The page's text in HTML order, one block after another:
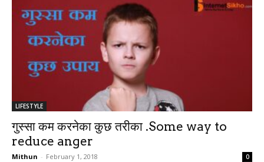
LIFESTYLE
गुस्सा कम करनेका कुछ तरीका .Some way to
reduce anger
Mithun - February 1, 2018 0